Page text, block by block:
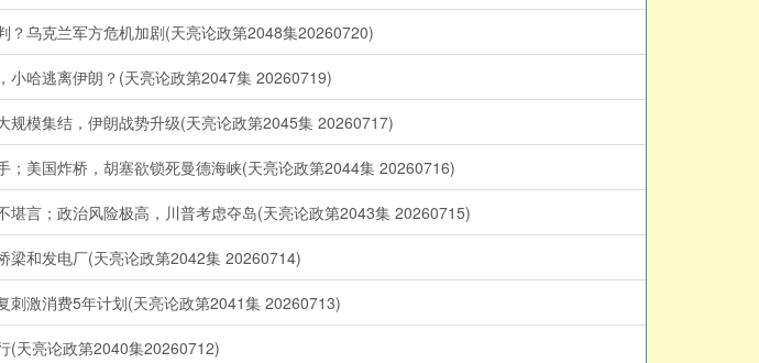
？乌克兰军方危机加剧(天亮论政第2048集20260720)
小哈逃离伊朗？(天亮论政第2047集 20260719)
规模集结，伊朗战势升级(天亮论政第2045集 20260717)
美国炸桥，胡塞欲锁死曼德海峡(天亮论政第2044集 20260716)
言；政治风险极高，川普考虑夺岛(天亮论政第2043集 20260715)
梁和发电厂(天亮论政第2042集 20260714)
刺激消费5年计划(天亮论政第2041集 20260713)
(天亮论政第2040集20260712)